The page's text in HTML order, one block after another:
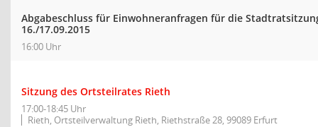
Abgabeschluss für Einwohneranfragen für die
16./17.09.2015
16:00 Uhr
Sitzung des Ortsteilrates Rieth
17:00-18:45 Uhr
Rieth, Ortsteilverwaltung Rieth, Riethstraße 28, 99089 Erfurt